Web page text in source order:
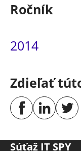
Ročník
2014
Zdieľať
Súťaž IT SPY